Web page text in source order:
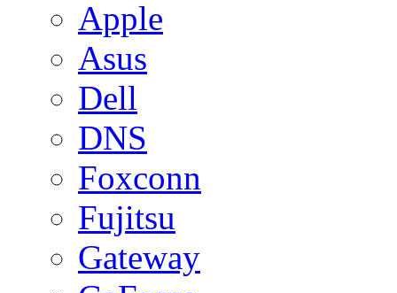
Apple
Asus
Dell
DNS
Foxconn
Fujitsu
Gateway